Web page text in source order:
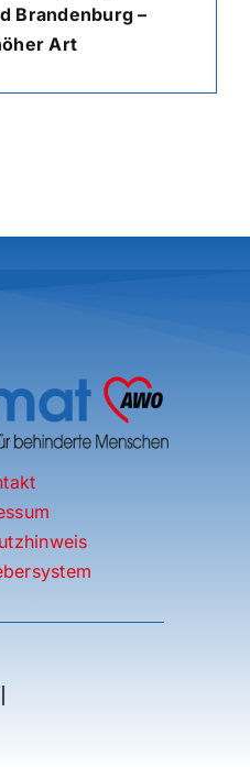
Brandenburg –
Art